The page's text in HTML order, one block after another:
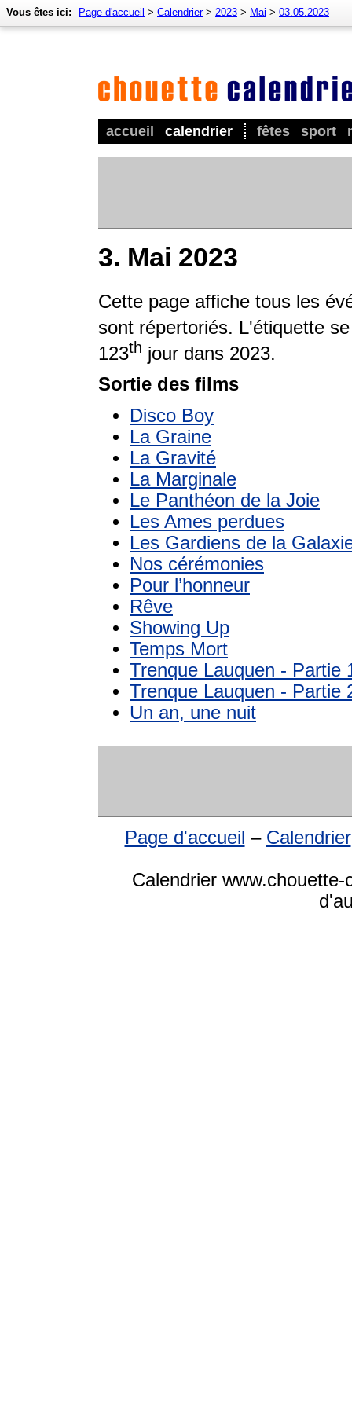
accueil calendrier fêtes sport
Vous êtes ici: Page d'accueil > Calendrier> 2023 > Mai > 03.05.2023
3. Mai 2023
Cette page affiche tous les
sont répertoriés. L'étiquette
123th jour dans 2023.
Sortie des films
Disco Boy
La Graine
La Gravité
La Marginale
Le Panthéon de la Joie
Les Ames perdues
Les Gardiens de la
Nos cérémonies
Pour l’honneur
Rêve
Showing Up
Temps Mort
Trenque Lauquen - Partie
Trenque Lauquen - Partie
Un an, une nuit
Page d'accueil – Calendrier
Calendrier